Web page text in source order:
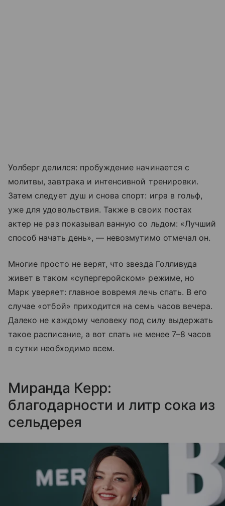
Уолберг делился: пробуждение начинается с
молитвы, завтрака и интенсивной тренировки.
Затем следует душ и снова спорт: игра в гольф,
уже для удовольствия. Также в своих постах
актер не раз показывал ванную со льдом: «Лучший
способ начать день», — невозмутимо отмечал он.
Многие просто не верят, что звезда Голливуда
живет в таком «супергеройском» режиме, но
Марк уверяет: главное вовремя лечь спать. В его
случае «отбой» приходится на семь часов вечера.
Далеко не каждому человеку под силу выдержать
такое расписание, а вот спать не менее 7–8 часов
в сутки необходимо всем.
Миранда Керр:
благодарности и литр сока из
сельдерея